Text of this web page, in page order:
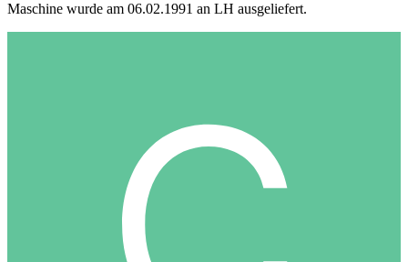
Maschine wurde am 06.02.1991 an LH ausgeliefert.